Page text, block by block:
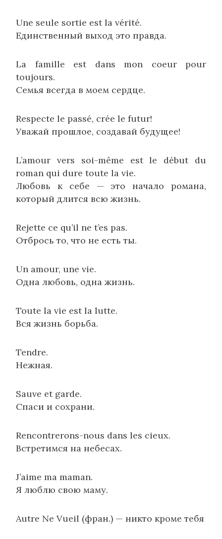
Une seule sortie est la vérité.
Единственный выход это правда.
La famille est dans mon coeur pour
toujours.
Семья всегда в моем сердце.
Respecte le passé, crée le futur!
Уважай прошлое, создавай будущее!
L’amour vers soi-même est le début du
roman qui dure toute la vie.
Любовь к себе — это начало романа,
который длится всю жизнь.
Rejette ce qu’il ne t’es pas.
Отбрось то, что не есть ты.
Un amour, une vie.
Одна любовь, одна жизнь.
Toute la vie est la lutte.
Вся жизнь борьба.
Tendre.
Нежная.
Sauve et garde.
Спаси и сохрани.
Rencontrerons-nous dans les cieux.
Встретимся на небесах.
J’aime ma maman.
Я люблю свою маму.
Autre Ne Vueil (фран.) — никто кроме тебя